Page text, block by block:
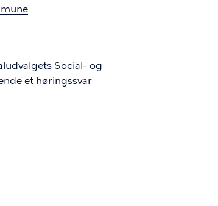
Social- og
et høringssvar